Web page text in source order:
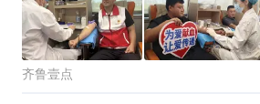
齐鲁壹点